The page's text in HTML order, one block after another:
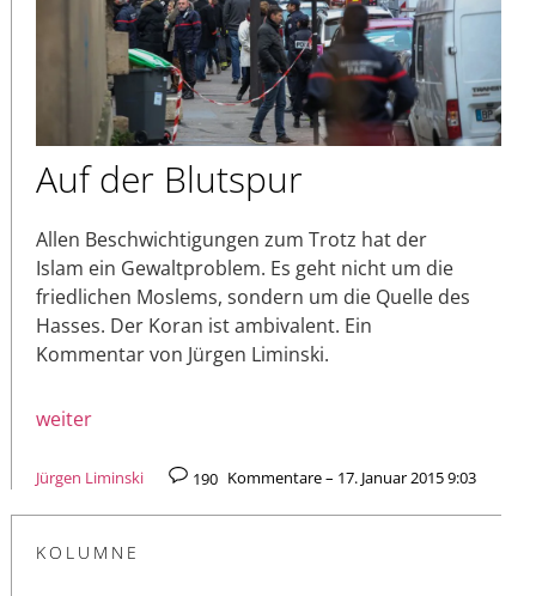
Auf der Blutspur
Allen Beschwichtigungen zum Trotz hat der
Islam ein Gewaltproblem. Es geht nicht um die
friedlichen Moslems, sondern um die Quelle des
Hasses. Der Koran ist ambivalent. Ein
Kommentar von Jürgen Liminski.
weiter
Jürgen Liminski 190 Kommentare – 17. Januar 2015 9:03
KOLUMNE